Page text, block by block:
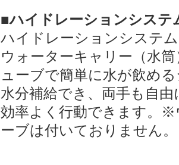
お問合
https://
■ハイドレーションシステ
ハイドレーションシステ
ウォーターキャリー（水
ューブで簡単に水が飲め
水分補給でき、両手も自
効率よく行動できます。
ーブは付いておりません。